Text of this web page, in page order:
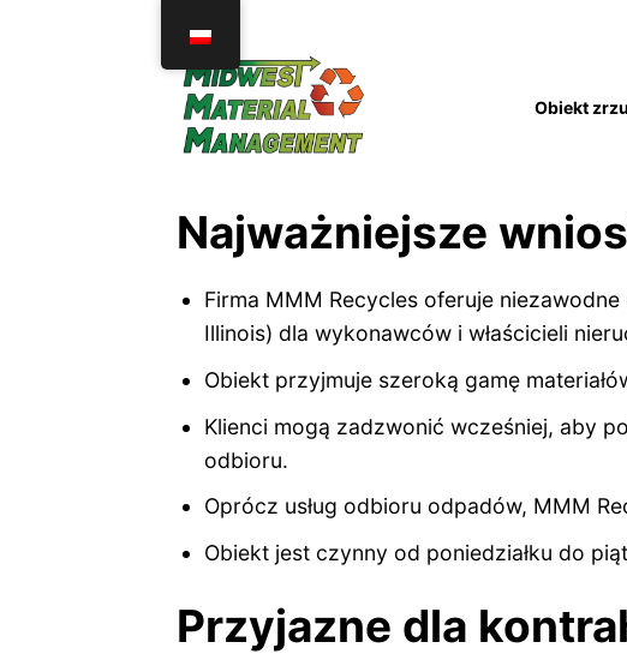
Obiekt
Najważniejsze
Firma MMM Recycles oferuje
Illinois) dla wykonawców i właścicieli
Obiekt przyjmuje szeroką gamę
Klienci mogą zadzwonić wcześniej, aby
odbioru.
Oprócz usług odbioru odpadów, MMM
Obiekt jest czynny od poniedziałku do
Przyjazne dla